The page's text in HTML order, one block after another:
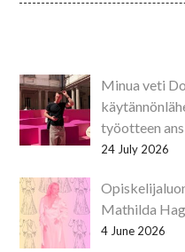
Minua veti
työotteen
24 July 2026
Mathilda
4 June 2026